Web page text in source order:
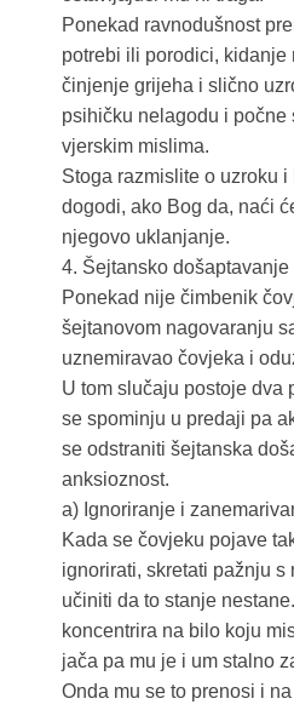
Ponekad ravnodušnost
potrebi ili porodici, kidanje
činjenje grijeha i slično
psihičku nelagodu i počne
vjerskim mislima.
Stoga razmislite o uzroku
dogodi, ako Bog da, naći
njegovo uklanjanje.
4. Šejtansko došaptavanje
Ponekad nije čimbenik
šejtanovom nagovaranju
uznemiravao čovjeka i
U tom slučaju postoje dva
se spominju u predaji pa
se odstraniti šejtanska
anksioznost.
a) Ignoriranje i
Kada se čovjeku pojave
ignorirati, skretati pažnju s
učiniti da to stanje
koncentrira na bilo koju
jača pa mu je i um stalno
Onda mu se to prenosi i